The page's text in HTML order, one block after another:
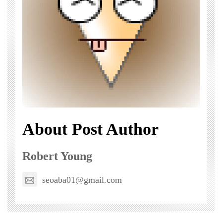
About Post Author
Robert Young
seoaba01@gmail.com